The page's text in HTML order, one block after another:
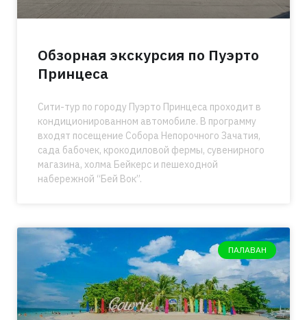
Обзорная экскурсия по Пуэрто
Принцеса
Сити-тур по городу Пуэрто Принцеса проходит в
кондиционированном автомобиле. В программу
входят посещение Собора Непорочного Зачатия,
сада бабочек, крокодиловой фермы, сувенирного
магазина, холма Бейкерс и пешеходной
набережной “Бей Вок”.
ПАЛАВАН